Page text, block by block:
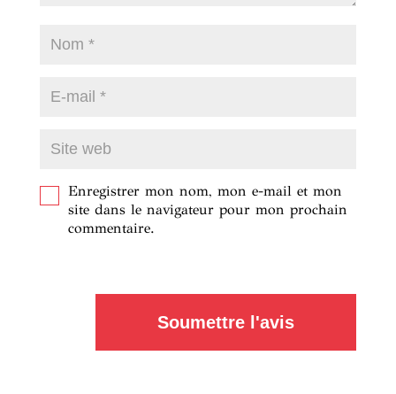
Enregistrer mon nom, mon e-mail et mon
site dans le navigateur pour mon prochain
commentaire.
Soumettre l'avis